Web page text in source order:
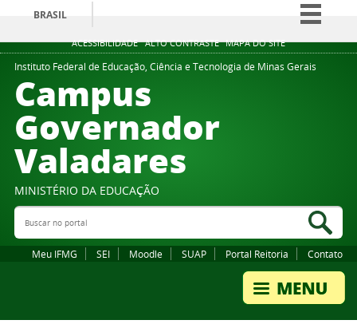
ACESSIBILIDADE ALTO CONTRASTE MAPA DO SITE
BRASIL
Simplifique!
Comunica BR
Instituto Federal de Educação, Ciência e Tecnologia de Minas Gerais
Campus
Governador
Valadares
MINISTÉRIO DA EDUCAÇÃO
Buscar no portal
Meu IFMG SEI Moodle SUAP Portal Reitoria Contato